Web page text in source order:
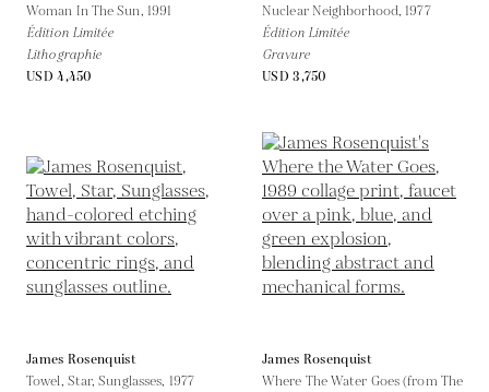
Woman In The Sun, 1991
Édition Limitée
Lithographie
USD 4,450
Nuclear Neighborhood,1977
Édition Limitée
Gravure
USD 3,750
James Rosenquist
Towel, Star, Sunglasses, 1977
James Rosenquist
Where The Water Goes (from The